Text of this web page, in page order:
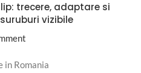
trecere, adaptare si
vizibile
in Romania